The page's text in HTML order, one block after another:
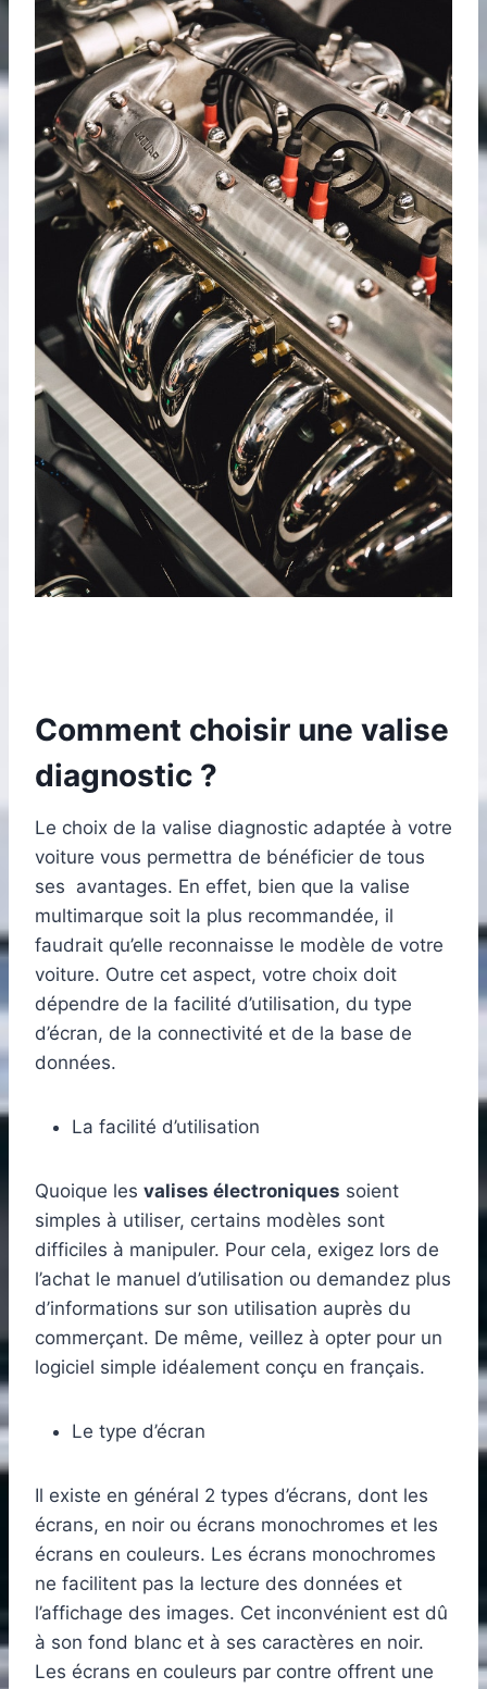
Comment choisir une valise
diagnostic ?
Le choix de la valise diagnostic adaptée à votre
voiture vous permettra de bénéficier de tous
ses avantages. En effet, bien que la valise
multimarque soit la plus recommandée, il
faudrait qu’elle reconnaisse le modèle de votre
voiture. Outre cet aspect, votre choix doit
dépendre de la facilité d’utilisation, du type
d’écran, de la connectivité et de la base de
données.
La facilité d’utilisation
Quoique les valises électroniques soient
simples à utiliser, certains modèles sont
difficiles à manipuler. Pour cela, exigez lors de
l’achat le manuel d’utilisation ou demandez plus
d’informations sur son utilisation auprès du
commerçant. De même, veillez à opter pour un
logiciel simple idéalement conçu en français.
Le type d’écran
Il existe en général 2 types d’écrans, dont les
écrans, en noir ou écrans monochromes et les
écrans en couleurs. Les écrans monochromes
ne facilitent pas la lecture des données et
l’affichage des images. Cet inconvénient est dû
à son fond blanc et à ses caractères en noir.
Les écrans en couleurs par contre offrent une